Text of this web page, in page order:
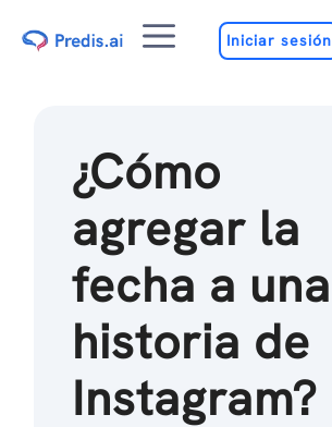
MenúIniciar sesión
¿Cómo
agregar la
fecha a una
historia de
Instagram?